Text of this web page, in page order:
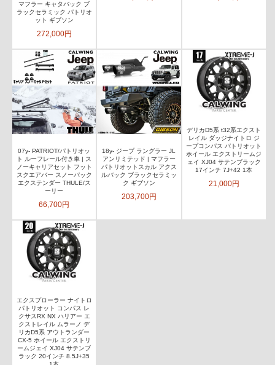
マフラー キャタバック ブ
ラックセラミック パトリオ
ット ギブソン
272,000円
07y- PATRIOT/パトリオッ
ト ルーフレール付き車 | ス
ノーキャリアセット フット
スクエアバー スノーパック
エクステンダー THULE/ス
ーリー
66,700円
18y- ジープ ラングラー JL
アンリミテッド | マフラー
パトリオットスカル アクス
ルバック ブラックセラミッ
ク ギブソン
203,700円
デリカD5系 t32系エクスト
レイル ダッジナイトロ ジ
ープコンパス パトリオット
ホイール エクストリームジ
ェイ XJ04 サテンブラック
17インチ 7J+42 1本
21,000円
エクスプローラー ナイトロ
パトリオット コンパス レ
クサスRX NX ハリアー エ
クストレイル ムラーノ デ
リカD5系 アウトランダー
CX-5 ホイール エクストリ
ームジェイ XJ04 サテンブ
ラック 20インチ 8.5J+35